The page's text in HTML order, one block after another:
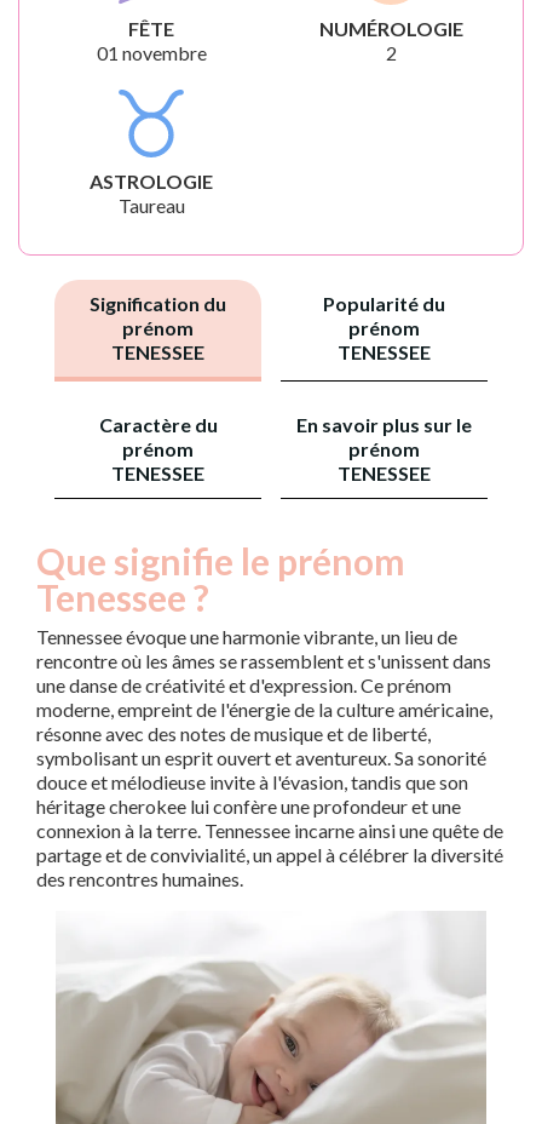
FÊTE
01 novembre
NUMÉROLOGIE
2
ASTROLOGIE
Taureau
Signification du
prénom
TENESSEE
Popularité du
prénom
TENESSEE
Caractère du
prénom
TENESSEE
En savoir plus sur le
prénom
TENESSEE
Que signifie le prénom
Tenessee ?
Tennessee évoque une harmonie vibrante, un lieu de
rencontre où les âmes se rassemblent et s'unissent dans
une danse de créativité et d'expression. Ce prénom
moderne, empreint de l'énergie de la culture américaine,
résonne avec des notes de musique et de liberté,
symbolisant un esprit ouvert et aventureux. Sa sonorité
douce et mélodieuse invite à l'évasion, tandis que son
héritage cherokee lui confère une profondeur et une
connexion à la terre. Tennessee incarne ainsi une quête de
partage et de convivialité, un appel à célébrer la diversité
des rencontres humaines.